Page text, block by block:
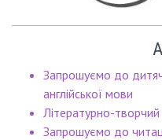
Запрошуємо до
англійської мови
Літературно-
Запрошуємо до